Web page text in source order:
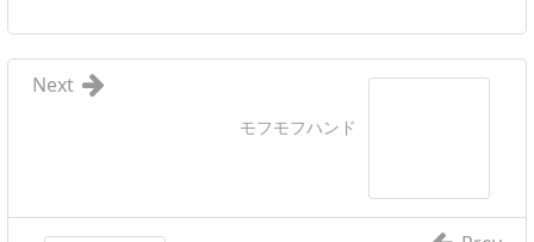
モフモフハンド
Next